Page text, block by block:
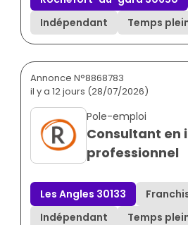
Indépendant
Temps
Annonce N°8868783
il y a 12 jours (28/07/2026)
Pole-emploi
Consultant en
professionnel
Les Angles 30133
Indépendant
Temps